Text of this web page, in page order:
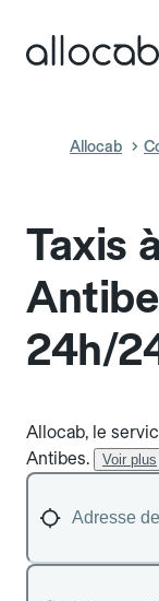
Allocab
Taxis
24h/
Allocab, le
Antibes.
Voir plus